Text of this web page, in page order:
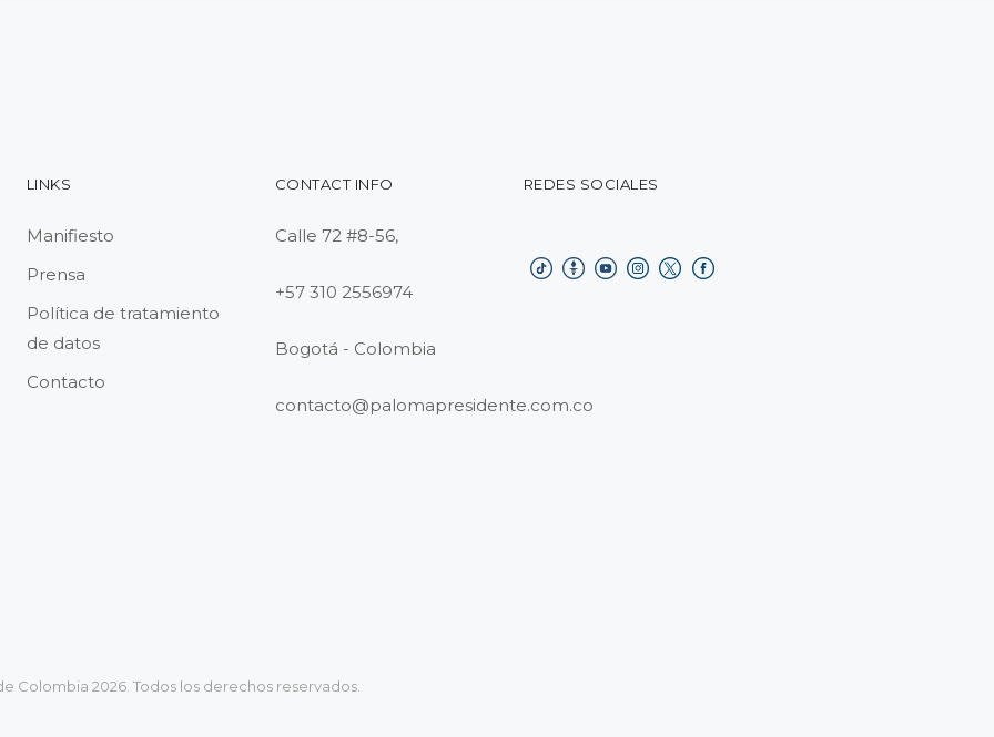
LINKS
Manifiesto
Prensa
Política de tratamiento
de datos
Contacto
CONTACT INFO
Calle 72 #8-56,
+57 310 2556974
Bogotá - Colombia
contacto@palomapresidente.com.co
REDES SOCIALES
Colombia 2026. Todos los derechos reservados.